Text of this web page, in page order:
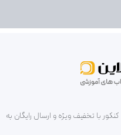
با تخفیف ویژه و ارسال رایگان به